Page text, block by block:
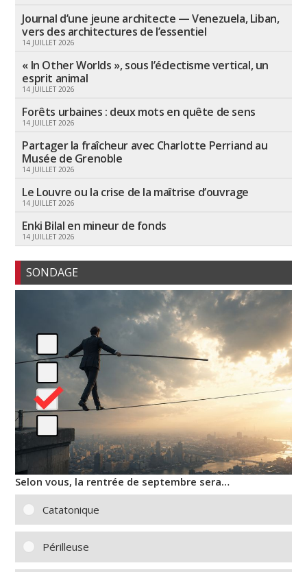
Journal d’une jeune architecte — Venezuela, Liban,
vers des architectures de l’essentiel
14 JUILLET 2026
« In Other Worlds », sous l’éclectisme vertical, un
esprit animal
14 JUILLET 2026
Forêts urbaines : deux mots en quête de sens
14 JUILLET 2026
Partager la fraîcheur avec Charlotte Perriand au
Musée de Grenoble
14 JUILLET 2026
Le Louvre ou la crise de la maîtrise d’ouvrage
14 JUILLET 2026
Enki Bilal en mineur de fonds
14 JUILLET 2026
SONDAGE
Selon vous, la rentrée de septembre sera…
Catatonique
Périlleuse